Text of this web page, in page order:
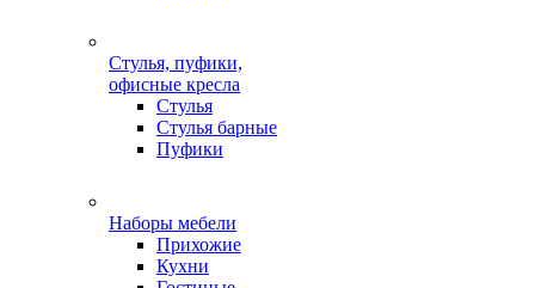
Стулья, пуфики,
офисные кресла
Стулья
Стулья барные
Пуфики
Наборы мебели
Прихожие
Кухни